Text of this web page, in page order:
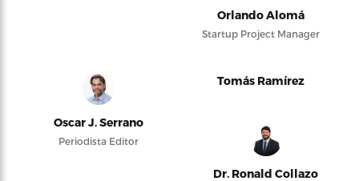
Orlando Alomá
Startup Project Manager
Oscar J. Serrano
Periodista Editor
Tomás Ramírez
Dr. Ronald Collazo